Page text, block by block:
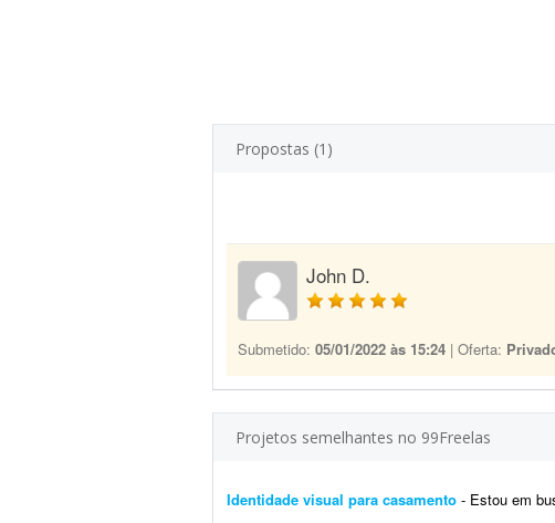
Propostas (1)
John D.
Submetido: 05/01/2022 às 15:24 | Oferta:
Projetos semelhantes no 99Freelas
Identidade visual para casamento - Estou em busca de